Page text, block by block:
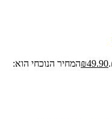
₪49.90
המחיר הנוכחי הוא: